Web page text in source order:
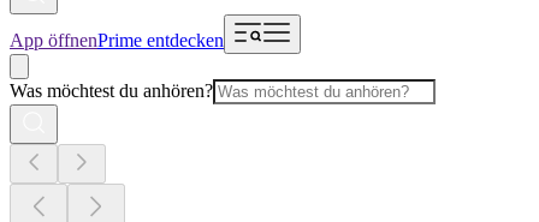
App öffnenPrime entdecken
Was möchtest du anhören?